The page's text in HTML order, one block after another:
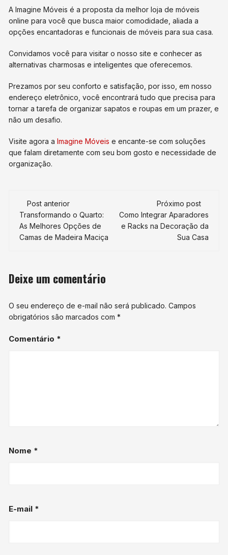
A Imagine Móveis é a proposta da melhor loja de móveis
online para você que busca maior comodidade, aliada a
opções encantadoras e funcionais de móveis para sua casa.
Convidamos você para visitar o nosso site e conhecer as
alternativas charmosas e inteligentes que oferecemos.
Prezamos por seu conforto e satisfação, por isso, em nosso
endereço eletrônico, você encontrará tudo que precisa para
tornar a tarefa de organizar sapatos e roupas em um prazer, e
não um desafio.
Visite agora aImagine Móveis e encante-se com soluções
que falam diretamente com seu bom gosto e necessidade de
organização.
Navegação
de
post
Post anterior
Transformando o Quarto:
As Melhores Opções de
Camas de Madeira Maciça
Próximo post
Como Integrar Aparadores
e Racks na Decoração da
Sua Casa
Deixe um comentário
O seu endereço de e-mail não será publicado. Campos
obrigatórios são marcados com*
Comentário *
Nome *
E-mail *